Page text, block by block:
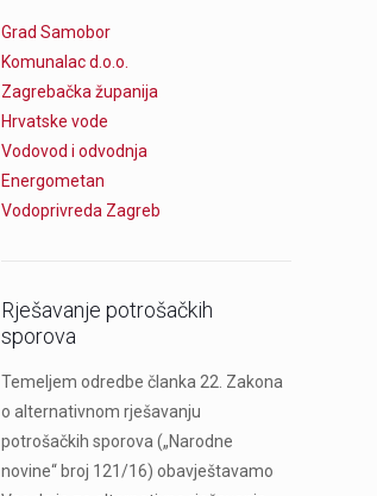
Grad Samobor
Komunalac d.o.o.
Zagrebačka županija
Hrvatske vode
Vodovod i odvodnja
Energometan
Vodoprivreda Zagreb
Rješavanje potrošačkih
sporova
Temeljem odredbe članka 22. Zakona
o alternativnom rješavanju
potrošačkih sporova („Narodne
novine“ broj 121/16) obavještavamo